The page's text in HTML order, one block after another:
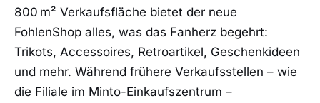
800 m² Verkaufsfläche bietet der neue
FohlenShop alles, was das Fanherz begehrt:
Trikots, Accessoires, Retroartikel, Geschenkideen
und mehr. Während frühere Verkaufsstellen – wie
die Filiale im Minto-Einkaufszentrum –